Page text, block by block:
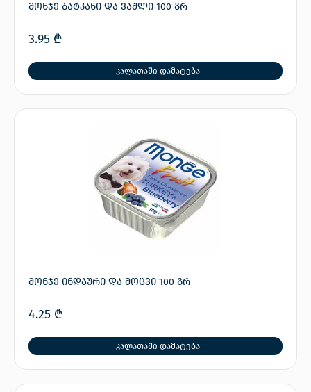
მონჯე ბატკანი და ვაშლი 100 გრ
3.95 ₾
კალათაში დამატება
მონჯე ინდაური და მოცვი 100 გრ
4.25 ₾
კალათაში დამატება